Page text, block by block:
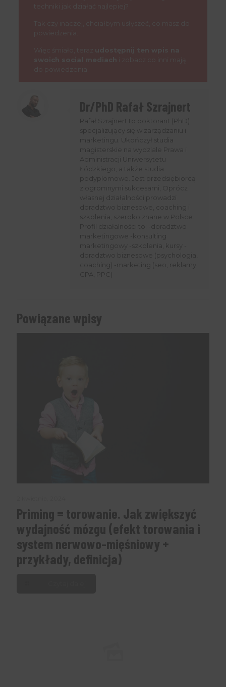
Dr/PhD Rafał Szrajnert
Rafał Szrajnert to doktorant (PhD)
specjalizujący się w zarządzaniu i
marketingu. Ukończył studia
magisterskie na wydziale Prawa i
Administracji Uniwersytetu
Łódzkiego, a także studia
podyplomowe. Jest przedsiębiorcą
z ogromnymi sukcesami, Oprócz
własnej działalności prowadzi
doradztwo biznesowe, coaching i
szkolenia, szeroko znane w Polsce.
Profil działalności to: -doradztwo
marketingowe -konsulting
marketingowy -szkolenia, kursy -
doradztwo biznesowe (psychologia,
coaching) -marketing (seo, reklamy
CPA, PPC)
Powiązane wpisy
Priming = torowanie. Jak zwiększyć
wydajność mózgu (efekt torowania i
system nerwowo-mięśniowy +
przykłady, definicja)